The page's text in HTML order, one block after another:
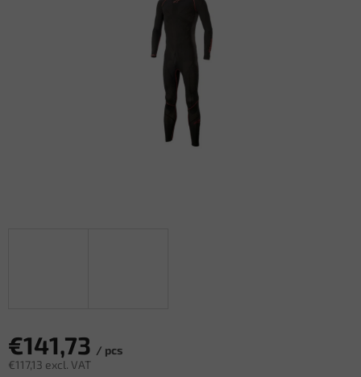
€141,73 / pcs
€117,13 excl. VAT